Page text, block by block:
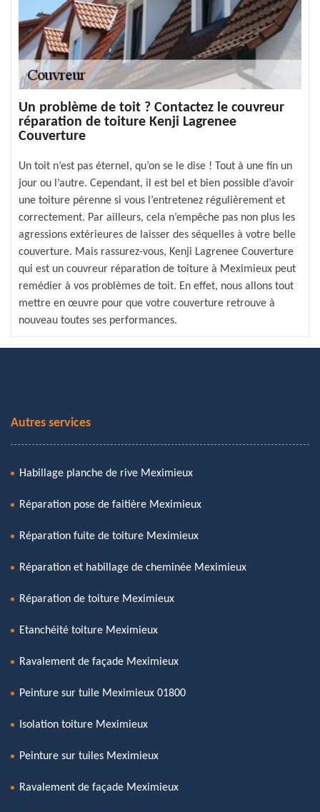
Un problème de toit ? Contactez le couvreur
réparation de toiture Kenji Lagrenee
Couverture
Un toit n’est pas éternel, qu’on se le dise ! Tout à une fin un
jour ou l’autre. Cependant, il est bel et bien possible d’avoir
une toiture pérenne si vous l’entretenez régulièrement et
correctement. Par ailleurs, cela n’empêche pas non plus les
agressions extérieures de laisser des séquelles à votre belle
couverture. Mais rassurez-vous, Kenji Lagrenee Couverture
qui est un couvreur réparation de toiture à Meximieux peut
remédier à vos problèmes de toit. En effet, nous allons tout
mettre en œuvre pour que votre couverture retrouve à
nouveau toutes ses performances.
Autres services
Habillage planche de rive Meximieux
Réparation pose de faitière Meximieux
Réparation fuite de toiture Meximieux
Réparation et habillage de cheminée Meximieux
Réparation de toiture Meximieux
Etanchéité toiture Meximieux
Ravalement de façade Meximieux
Peinture sur tuile Meximieux 01800
Isolation toiture Meximieux
Peinture sur tuiles Meximieux
Ravalement de façade Meximieux